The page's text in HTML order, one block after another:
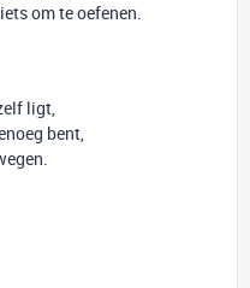
om te oefenen.
ligt,
bent,